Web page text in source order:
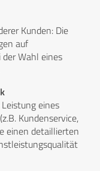
Kunden: Die
auf
Wahl eines
eines
Kundenservice,
einen detaillierten